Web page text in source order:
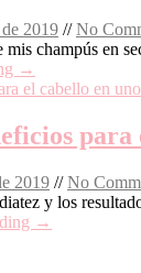
2019 //No
champús en
→
2019 //No
y los
→